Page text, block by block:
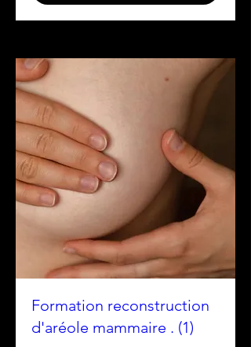
Formation reconstruction
d'aréole mammaire . (1)